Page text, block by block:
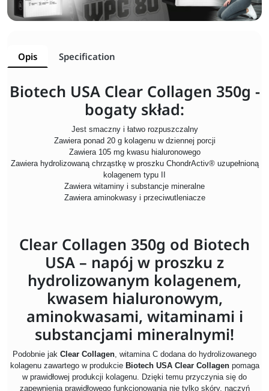
Opis Specification
Biotech USA Clear Collagen 350g -
bogaty skład:
Jest smaczny i łatwo rozpuszczalny
Zawiera ponad 20 g kolagenu w dziennej porcji
Zawiera 105 mg kwasu hialuronowego
Zawiera hydrolizowaną chrząstkę w proszku ChondrActiv® uzupełnioną
kolagenem typu II
Zawiera witaminy i substancje mineralne
Zawiera aminokwasy i przeciwutleniacze
Clear Collagen 350g od Biotech
USA – napój w proszku z
hydrolizowanym kolagenem,
kwasem hialuronowym,
aminokwasami, witaminami i
substancjami mineralnymi!
Podobnie jak Clear Collagen , witamina C dodana do hydrolizowanego
kolagenu zawartego w produkcie Biotech USA Clear Collagen pomaga
w prawidłowej produkcji kolagenu. Dzięki temu przyczynia się do
zapewnienia prawidłowego funkcjonowania nie tylko skóry, naczyń